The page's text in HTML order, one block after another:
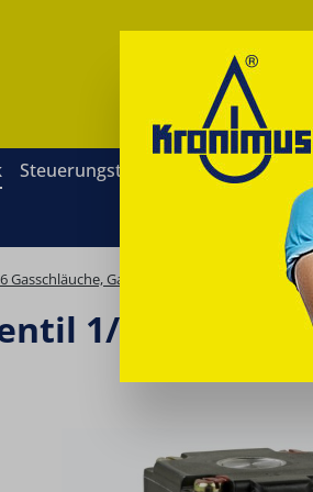
springen
Steuerungstechnik Mess- und
Gasschläuche, Gasdichtungen
1/2" 230V